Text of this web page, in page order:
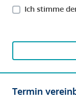
Ich stimme
Termin